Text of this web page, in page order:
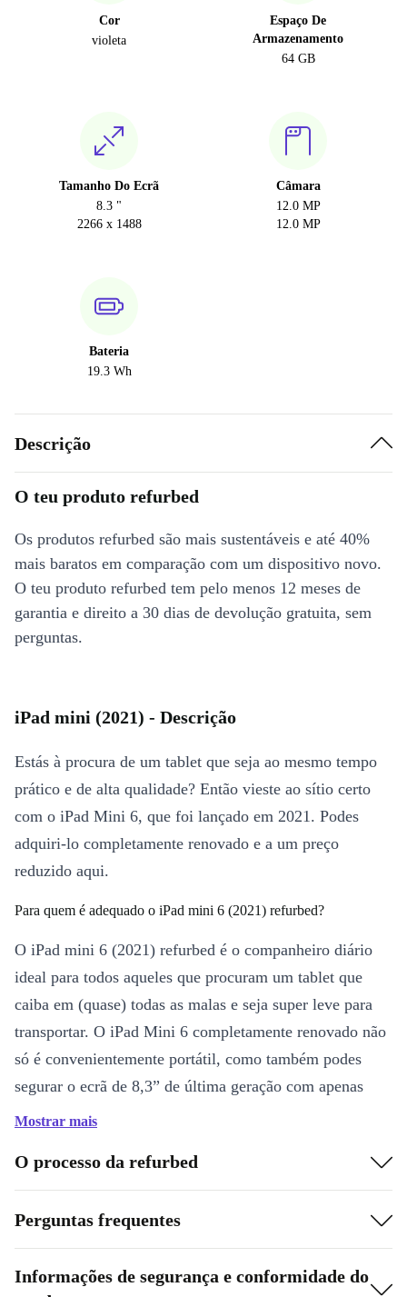
Cor
violeta
Espaço De
Armazenamento
64 GB
Tamanho Do Ecrã
8.3 "
2266 x 1488
Câmara
12.0 MP
12.0 MP
Bateria
19.3 Wh
Descrição
O teu produto refurbed
Os produtos refurbed são mais sustentáveis e até 40%
mais baratos em comparação com um dispositivo novo.
O teu produto refurbed tem pelo menos 12 meses de
garantia e direito a 30 dias de devolução gratuita, sem
perguntas.
iPad mini (2021) - Descrição
Estás à procura de um tablet que seja ao mesmo tempo
prático e de alta qualidade? Então vieste ao sítio certo
com o iPad Mini 6, que foi lançado em 2021. Podes
adquiri-lo completamente renovado e a um preço
reduzido aqui.
Para quem é adequado o iPad mini 6 (2021) refurbed?
O iPad mini 6 (2021) refurbed é o companheiro diário
ideal para todos aqueles que procuram um tablet que
caiba em (quase) todas as malas e seja super leve para
transportar. O iPad Mini 6 completamente renovado não
só é convenientemente portátil, como também podes
segurar o ecrã de 8,3” de última geração com apenas
uma mão. Ideal para quem quer usar o seu iPad para
perfeito (também completamente refurbed e disponível
em refurbed a um preço reduzido). Liga-se
magneticamente ao iPad e carrega sem fios.
6 refurbed?
Mostrar mais
O processo da refurbed
Perguntas frequentes
Informações de segurança e conformidade do